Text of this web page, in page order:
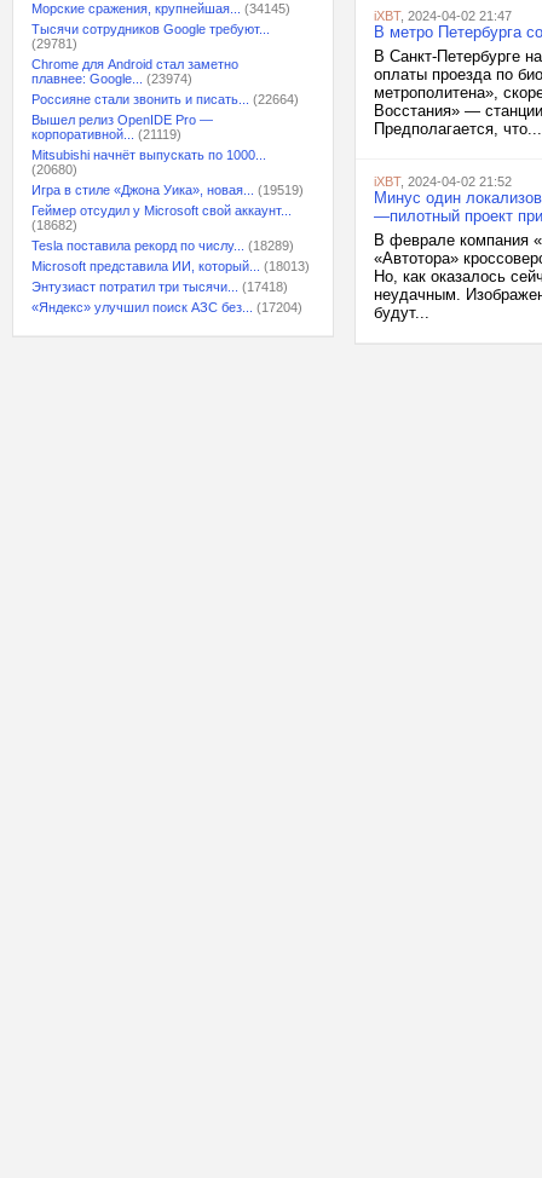
Морские сражения, крупнейшая...
(34145)
Тысячи сотрудников Google требуют...
(29781)
Chrome для Android стал заметно
плавнее: Google...
(23974)
Россияне стали звонить и писать...
(22664)
Вышел релиз OpenIDE Pro —
корпоративной...
(21119)
Mitsubishi начнёт выпускать по 1000...
(20680)
Игра в стиле «Джона Уика», новая...
(19519)
Геймер отсудил у Microsoft свой аккаунт...
(18682)
Tesla поставила рекорд по числу...
(18289)
Microsoft представила ИИ, который...
(18013)
Энтузиаст потратил три тысячи...
(17418)
«Яндекс» улучшил поиск АЗС без...
(17204)
iXBT, 2024-04-02 21:47
В метро Петербурга
В Санкт-Петербурге
оплаты проезда по
метрополитена»,
Восстания» —
Предполагается, что...
iXBT, 2024-04-02 21:52
Минус один
—пилотный проект
В феврале компания
«Автотора»
Но, как оказалось
неудачным.
будут...